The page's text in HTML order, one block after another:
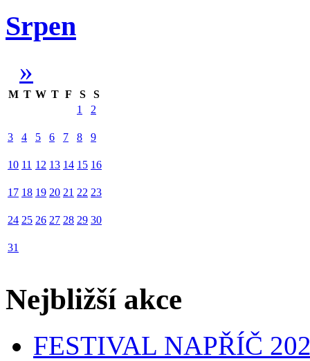
Srpen
»
M T W T F S
S
1
2
3 4 5 6 7 8 9
10 11 12 13 14 15 16
17 18 19 20 21 22 23
24 25 26 27 28 29 30
31
Nejbližší akce
FESTIVAL NAPŘÍČ